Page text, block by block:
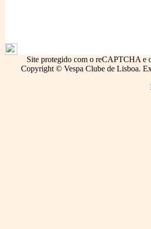
Site protegido com o reCAPTCHA e
Copyright © Vespa Clube de Lisboa.